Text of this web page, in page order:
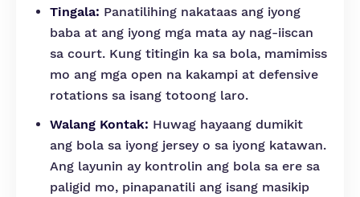
Tingala: Panatilihing nakataas ang iyong
baba at ang iyong mga mata ay nag-iiscan
sa court. Kung titingin ka sa bola, mamimiss
mo ang mga open na kakampi at defensive
rotations sa isang totoong laro.
Walang Kontak: Huwag hayaang dumikit
ang bola sa iyong jersey o sa iyong katawan.
Ang layunin ay kontrolin ang bola sa ere sa
paligid mo, pinapanatili ang isang masikip